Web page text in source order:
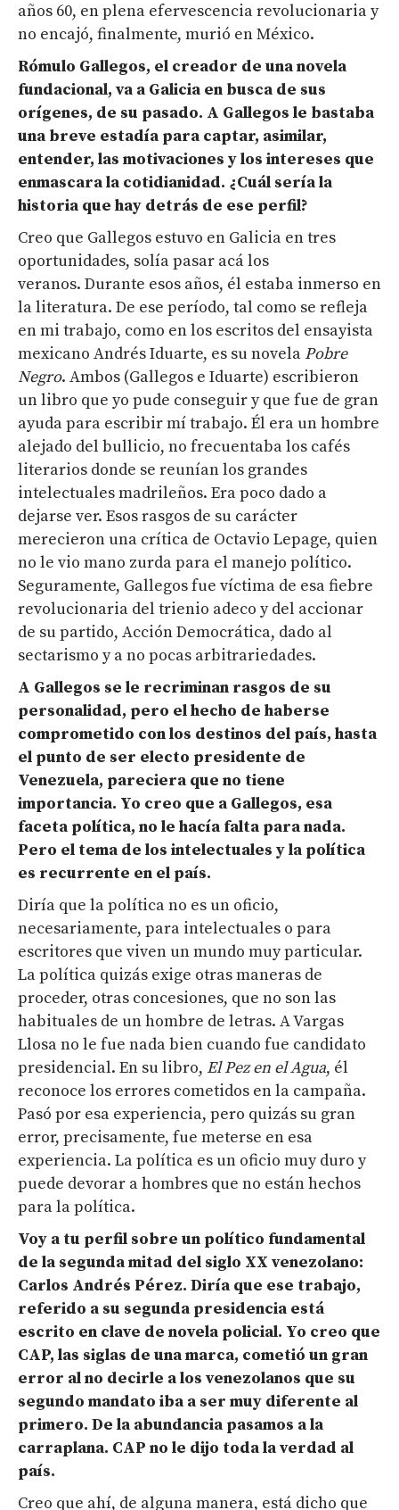
años 60, en plena efervescencia revolucionaria y
no encajó, finalmente, murió en México.
Rómulo Gallegos, el creador de una novela
fundacional, va a Galicia en busca de sus
orígenes, de su pasado. A Gallegos le bastaba
una breve estadía para captar, asimilar,
entender, las motivaciones y los intereses que
enmascara la cotidianidad. ¿Cuál sería la
historia que hay detrás de ese perfil?
Creo que Gallegos estuvo en Galicia en tres
oportunidades, solía pasar acá los
veranos. Durante esos años, él estaba inmerso en
la literatura. De ese período, tal como se refleja
en mi trabajo, como en los escritos del ensayista
mexicano Andrés Iduarte, es su novela Pobre
Negro. Ambos (Gallegos e Iduarte) escribieron
un libro que yo pude conseguir y que fue de gran
ayuda para escribir mí trabajo. Él era un hombre
alejado del bullicio, no frecuentaba los cafés
literarios donde se reunían los grandes
intelectuales madrileños. Era poco dado a
dejarse ver. Esos rasgos de su carácter
merecieron una crítica de Octavio Lepage, quien
no le vio mano zurda para el manejo político.
Seguramente, Gallegos fue víctima de esa fiebre
revolucionaria del trienio adeco y del accionar
de su partido, Acción Democrática, dado al
sectarismo y a no pocas arbitrariedades.
A Gallegos se le recriminan rasgos de su
personalidad, pero el hecho de haberse
comprometido conlos destinos del país, hasta
el punto de ser electo presidente de
Venezuela, pareciera que no tiene
importancia. Yo creo que a Gallegos, esa
faceta política, no le hacía falta para nada.
Pero el tema de los intelectuales y la política
es recurrente en el país.
Diría que la política no es un oficio,
necesariamente, para intelectuales o para
escritores que viven un mundo muy particular.
La política quizás exige otras maneras de
proceder, otras concesiones, que no son las
habituales de un hombre de letras. A Vargas
Llosa no le fue nada bien cuando fue candidato
presidencial. En su libro, El Pez en el Agua, él
reconoce los errores cometidos en la campaña.
Pasó por esa experiencia, pero quizás su gran
error, precisamente, fue meterse en esa
experiencia. La política es un oficio muy duro y
puede devorar a hombres que no están hechos
para la política.
Voy a tu perfil sobre un político fundamental
de la segunda mitad del siglo XX venezolano:
Carlos Andrés Pérez. Diría que ese trabajo,
referido a su segunda presidencia está
escrito en clave de novela policial. Yo creo que
CAP, las siglas de una marca, cometió un gran
error al no decirle a los venezolanos que su
segundo mandato iba a ser muy diferente al
primero. De la abundancia pasamos a la
carraplana. CAP no le dijo toda la verdad al
país.
Creo que ahí, de alguna manera, está dicho que